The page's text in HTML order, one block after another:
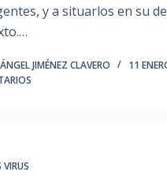
y a situarlos en su
JIMÉNEZ CLAVERO 11
VIRUS